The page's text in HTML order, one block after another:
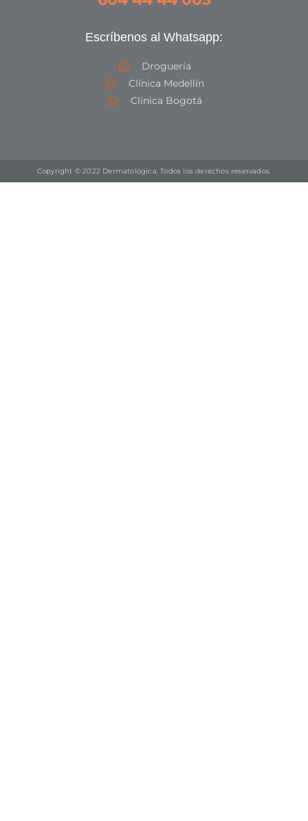
Escríbenos al Whatsapp:
Droguería
Clínica Medellín
Clínica Bogotá
Copyright © 2022 Dermatológica. Todos los derechos reservados.